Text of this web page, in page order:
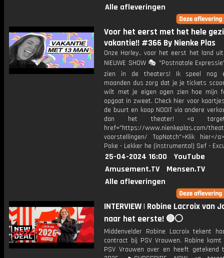
Alle afleveringen
Voor het eerst met het hele
vakantie!! #366 By Nienke Plas
Onze Harley.. voor het eerst het land
NIEUWE SHOW 🎭 "Postnatale
zien in de theaters! Ik speel nog
maanden dus zorg dat je je tickets
wilt met je eigen ogen zien hoe mijn
opgaat in zweet. Check hier voor
de buurt en koop NOOIT via andere
dan het theater! <a
href="https://www.nienkeplas.com/
voorstellingen/ TopNotch">Klik hier</
Poke - Lekker he (instrumental) Sef -
25-04-2024 16:00
YouTube
Amusement.TV
Mensen.TV
Alle afleveringen
INTERVIEW | Robine Lacroix van
naar het eerste! 🔴⚪️
Middenvelder Robine Lacroix tekent
contract bij PSV Vrouwen. Robine
PSV Vrouwen over en heeft getekend